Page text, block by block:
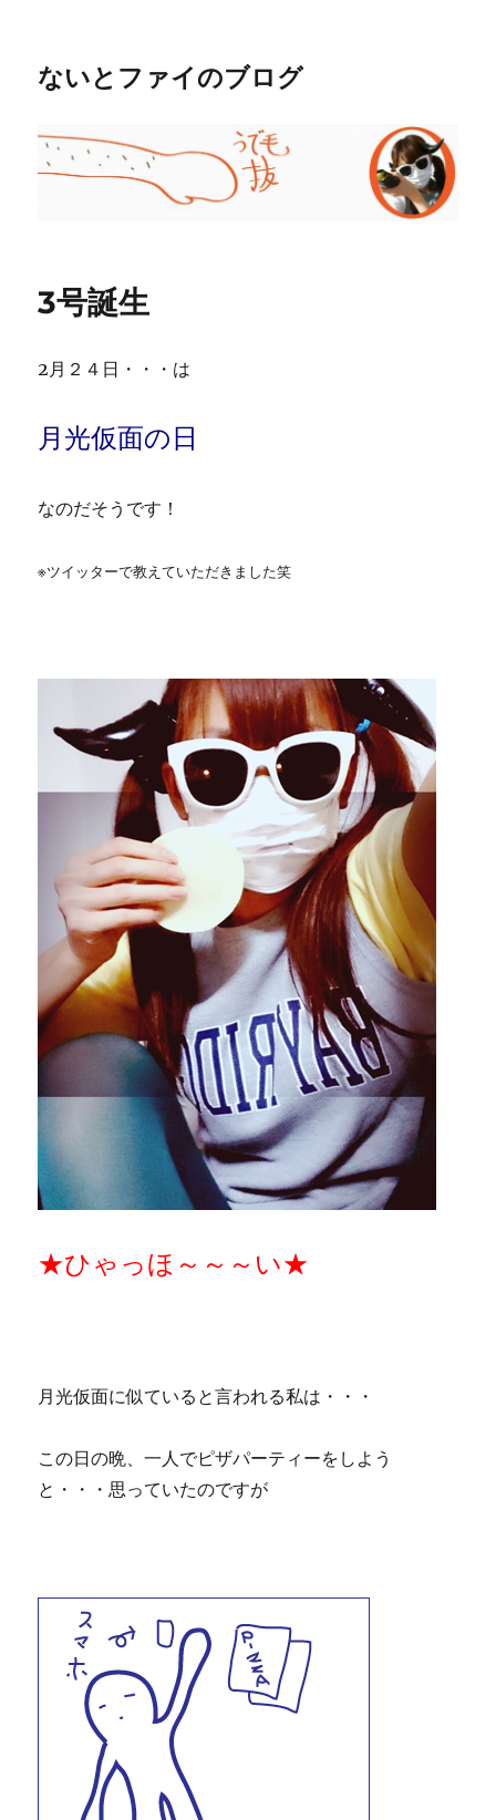
ないとファイのブログ
3号誕生
2月２４日・・・は
月光仮面の日
なのだそうです！
※ツイッターで教えていただきました笑
★ひゃっほ～～～い★
月光仮面に似ていると言われる私は・・・
この日の晩、一人でピザパーティーをしよう
と・・・思っていたのですが